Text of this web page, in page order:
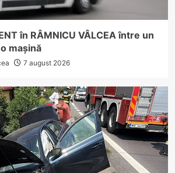
în RÂMNICU VÂLCEA între un
mașină
7 august 2026